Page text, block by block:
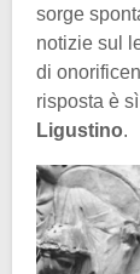
sorge
notizie sul
di
risposta è
Ligustino.